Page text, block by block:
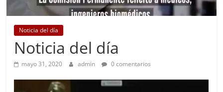
Noticia del día
Noticia del día
mayo 31, 2020 admin 0 comentarios